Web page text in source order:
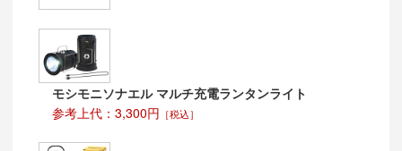
モシモニソナエル マルチ充電ランタンライト
参考上代：3,300円 ［税込］